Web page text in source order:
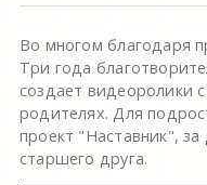
Во многом благодаря
Три года
создает видеоролики
родителях. Для
проект "Наставник",
старшего друга.